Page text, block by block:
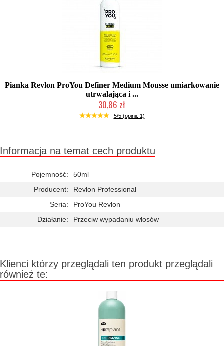
Pianka Revlon ProYou Definer Medium Mousse umiarkowanie
utrwalająca i ...
30,86 zł
Duża ilość (wysyłka w 24h)
5/5 (opinii: 1)
Informacja na temat cech produktu
Pojemność:
50ml
Producent:
Revlon Professional
Seria:
ProYou Revlon
Działanie:
Przeciw wypadaniu włosów
Klienci którzy przeglądali ten produkt przeglądali
również te: